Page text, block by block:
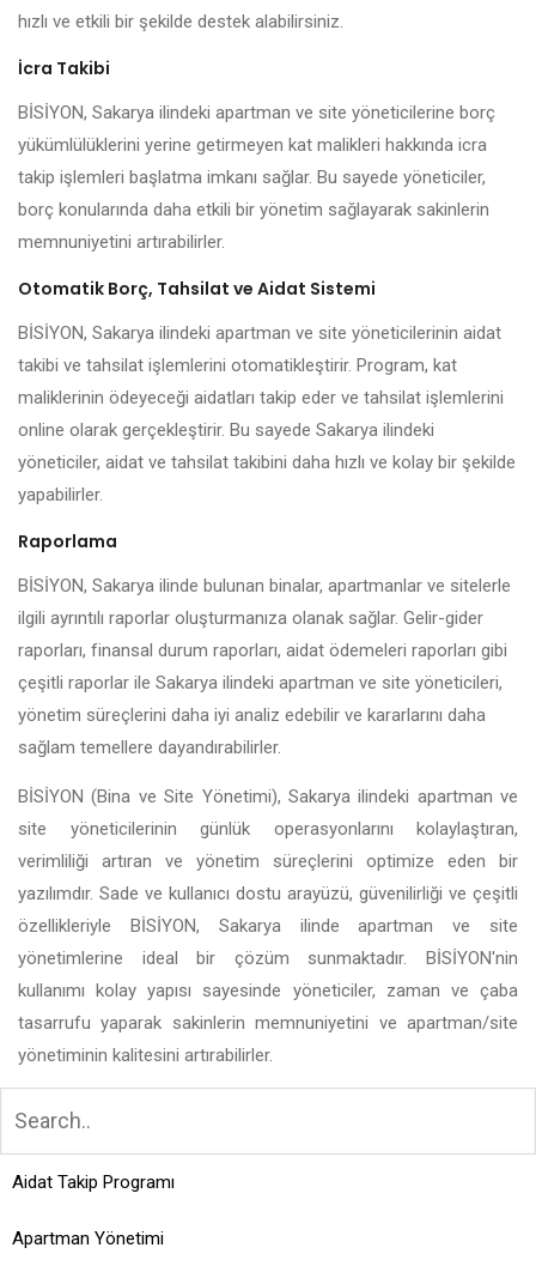
hızlı ve etkili bir şekilde destek alabilirsiniz.
İcra Takibi
BİSİYON, Sakarya ilindeki apartman ve site yöneticilerine borç
yükümlülüklerini yerine getirmeyen kat malikleri hakkında icra
takip işlemleri başlatma imkanı sağlar. Bu sayede yöneticiler,
borç konularında daha etkili bir yönetim sağlayarak sakinlerin
memnuniyetini artırabilirler.
Otomatik Borç, Tahsilat ve Aidat Sistemi
BİSİYON, Sakarya ilindeki apartman ve site yöneticilerinin aidat
takibi ve tahsilat işlemlerini otomatikleştirir. Program, kat
maliklerinin ödeyeceği aidatları takip eder ve tahsilat işlemlerini
online olarak gerçekleştirir. Bu sayede Sakarya ilindeki
yöneticiler, aidat ve tahsilat takibini daha hızlı ve kolay bir şekilde
yapabilirler.
Raporlama
BİSİYON, Sakarya ilinde bulunan binalar, apartmanlar ve sitelerle
ilgili ayrıntılı raporlar oluşturmanıza olanak sağlar. Gelir-gider
raporları, finansal durum raporları, aidat ödemeleri raporları gibi
çeşitli raporlar ile Sakarya ilindeki apartman ve site yöneticileri,
yönetim süreçlerini daha iyi analiz edebilir ve kararlarını daha
sağlam temellere dayandırabilirler.
BİSİYON (Bina ve Site Yönetimi), Sakarya ilindeki apartman ve
site yöneticilerinin günlük operasyonlarını kolaylaştıran,
verimliliği artıran ve yönetim süreçlerini optimize eden bir
yazılımdır. Sade ve kullanıcı dostu arayüzü, güvenilirliği ve çeşitli
özellikleriyle BİSİYON, Sakarya ilinde apartman ve site
yönetimlerine ideal bir çözüm sunmaktadır. BİSİYON'nin
kullanımı kolay yapısı sayesinde yöneticiler, zaman ve çaba
tasarrufu yaparak sakinlerin memnuniyetini ve apartman/site
yönetiminin kalitesini artırabilirler.
Aidat Takip Programı
Apartman Yönetimi